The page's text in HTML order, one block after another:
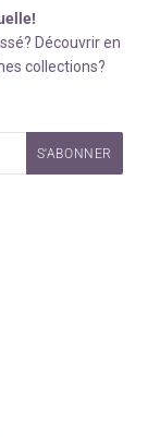
Découvrir en
collections?